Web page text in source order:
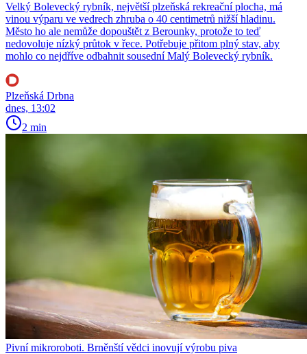
Velký Bolevecký rybník, největší plzeňská rekreační plocha, má
vinou výparu ve vedrech zhruba o 40 centimetrů nižší hladinu.
Město ho ale nemůže dopouštět z Berounky, protože to teď
nedovoluje nízký průtok v řece. Potřebuje přitom plný stav, aby
mohlo co nejdříve odbahnit sousední Malý Bolevecký rybník.
Plzeňská Drbna
dnes, 13:02
2 min
Pivní mikroroboti. Brněnští vědci inovují výrobu piva